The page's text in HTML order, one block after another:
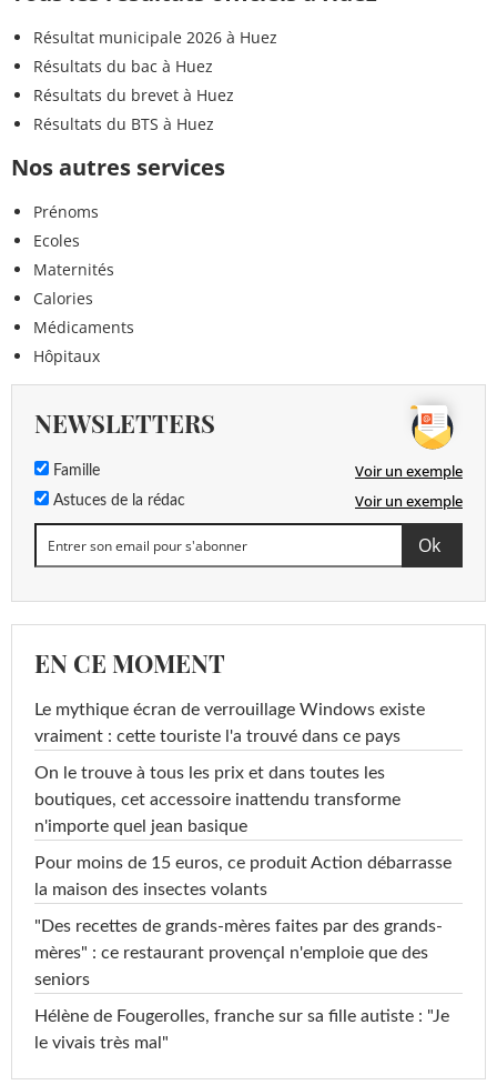
Résultat municipale 2026 à Huez
Résultats du bac à Huez
Résultats du brevet à Huez
Résultats du BTS à Huez
Nos autres services
Prénoms
Ecoles
Maternités
Calories
Médicaments
Hôpitaux
NEWSLETTERS
Famille Voir un exemple
Astuces de la rédac Voir un exemple
EN CE MOMENT
Le mythique écran de verrouillage Windows existe
vraiment : cette touriste l'a trouvé dans ce pays
On le trouve à tous les prix et dans toutes les
boutiques, cet accessoire inattendu transforme
n'importe quel jean basique
Pour moins de 15 euros, ce produit Action débarrasse
la maison des insectes volants
"Des recettes de grands-mères faites par des grands-
mères" : ce restaurant provençal n'emploie que des
seniors
Hélène de Fougerolles, franche sur sa fille autiste : "Je
le vivais très mal"